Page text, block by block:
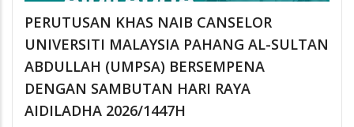
PERUTUSAN KHAS NAIB CANSELOR
UNIVERSITI MALAYSIA PAHANG AL-SULTAN
ABDULLAH (UMPSA) BERSEMPENA
DENGAN SAMBUTAN HARI RAYA
AIDILADHA 2026/1447H